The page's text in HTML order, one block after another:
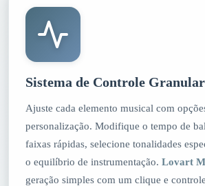
Sistema de Controle Granular
Ajuste cada elemento musical com
personalização. Modifique o tempo de
faixas rápidas, selecione tonalidades
o equilíbrio de instrumentação. Lovart
geração simples com um clique e